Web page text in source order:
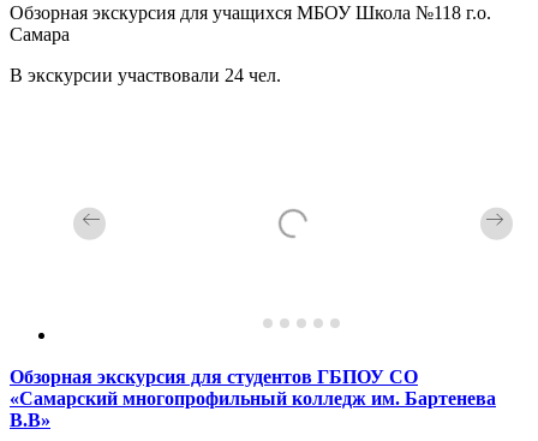
Обзорная экскурсия для учащихся МБОУ Школа №118 г.о.
Самара
В экскурсии участвовали 24 чел.
Обзорная экскурсия для студентов ГБПОУ СО
«Самарский многопрофильный колледж им. Бартенева
В.В»